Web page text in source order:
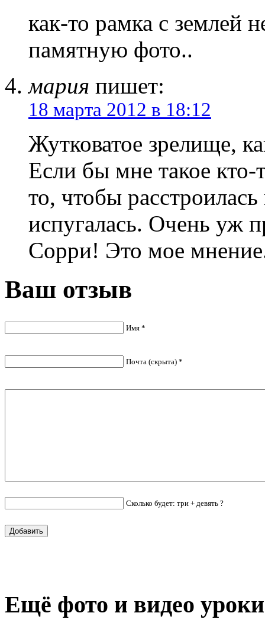
как-то рамка с землей
памятную фото..
мария пишет:
18 марта 2012 в 18:12
Жутковатое зрелище,
Если бы мне такое
то, чтобы
испугалась. Очень уж
Сорри! Это мое
Ваш отзыв
Имя *
Почта (скрыта) *
Сколько будет: три + девять ?
Ещё фото и видео